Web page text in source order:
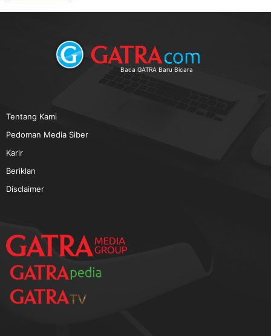
TERPOPULER